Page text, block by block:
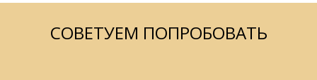
СОВЕТУЕМ ПОПРОБОВАТЬ